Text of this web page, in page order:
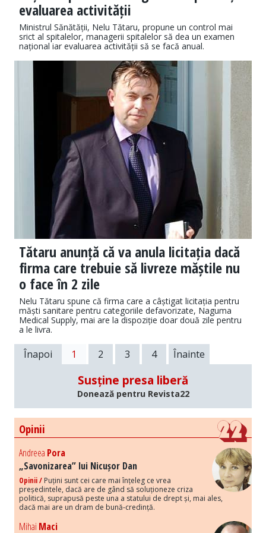
evaluarea activității
Ministrul Sănătății, Nelu Tătaru, propune un control mai
srict al spitalelor, managerii spitalelor să dea un examen
național iar evaluarea activității să se facă anual.
Tătaru anunță că va anula licitația dacă
firma care trebuie să livreze măștile nu
o face în 2 zile
Nelu Tătaru spune că firma care a câștigat licitația pentru
măști sanitare pentru categoriile defavorizate, Naguma
Medical Supply, mai are la dispoziție doar două zile pentru
a le livra.
Înapoi 1 2 3 4 Înainte
Susține presa liberă
Donează pentru Revista22
Opinii
Andreea Pora
„Savonizarea” lui Nicușor Dan
Opinii / Puțini sunt cei care mai înțeleg ce vrea
președintele, dacă are de gând să soluționeze criza
politică, suprapusă peste una a statului de drept și, mai ales,
dacă mai are un dram de bună-credință.
Mihai Maci